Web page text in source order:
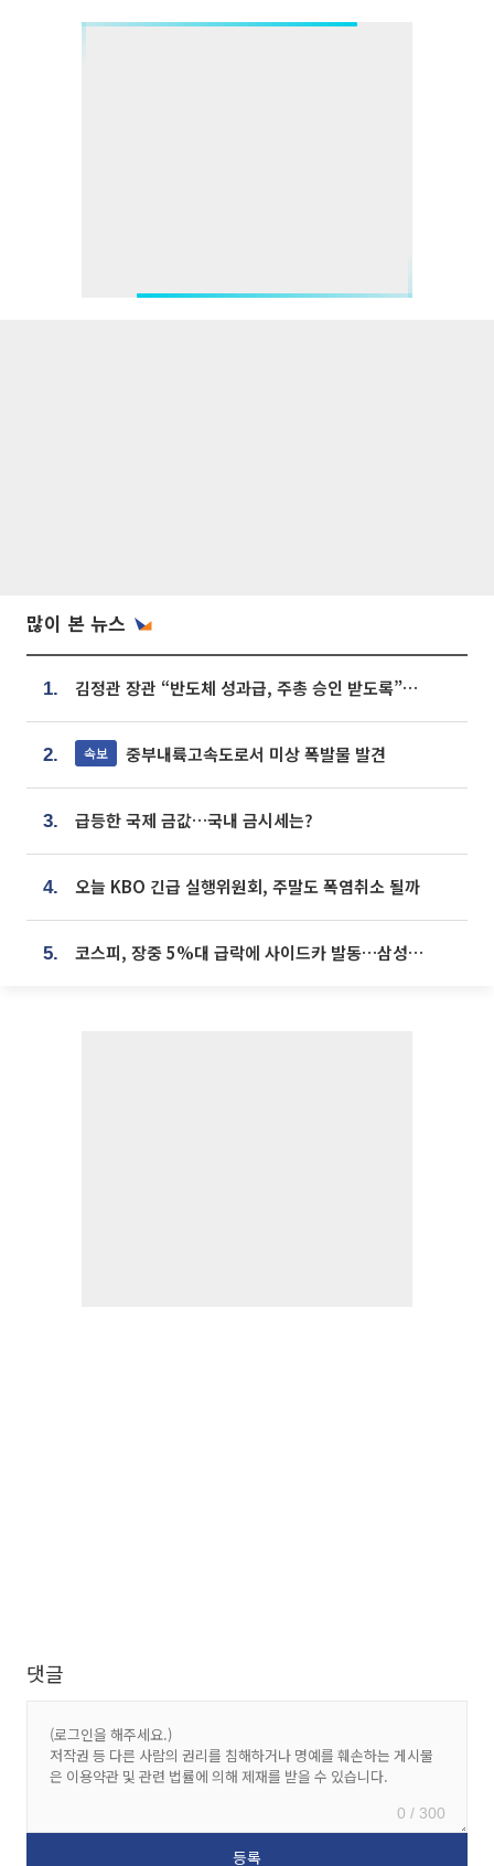
많이 본 뉴스
1. 김정관 장관 “반도체 성과급, 주총 승인 받도록”…상법·자본시장법 개정 시사
2. 속보 중부내륙고속도로서 미상 폭발물 발견
3. 급등한 국제 금값…국내 금시세는?
4. 오늘 KBO 긴급 실행위원회, 주말도 폭염취소 될까
5. 코스피, 장중 5%대 급락에 사이드카 발동…삼성·SK 동반 폭락
댓글
0 / 300